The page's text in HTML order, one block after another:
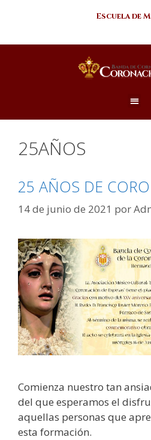
Escuela de
25AÑOS
25 AÑOS DE
14 de junio de 2021 por
Comienza nuestro tan
del que esperamos el
aquellas personas que
esta formación.